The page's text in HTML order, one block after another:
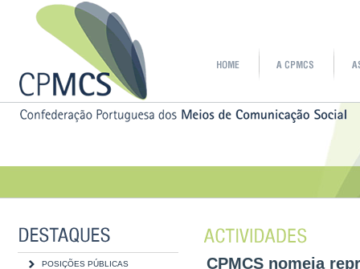
POSIÇÕES PÚBLICAS CPMCS nomeia